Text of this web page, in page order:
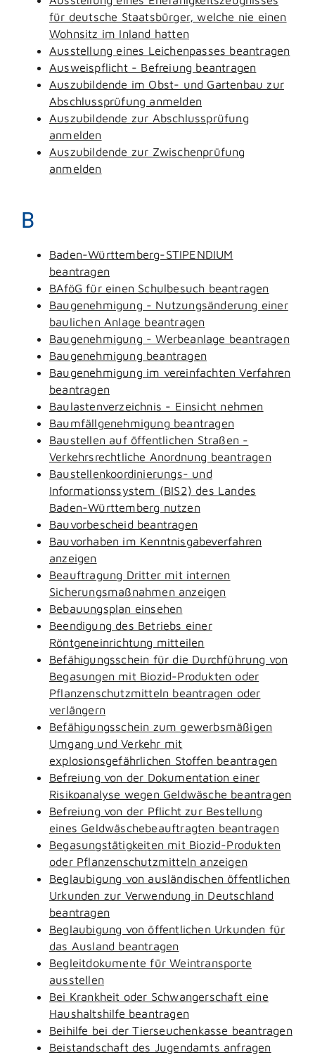
für deutsche Staatsbürger, welche nie einen
Wohnsitz im Inland hatten
Ausstellung eines Leichenpasses beantragen
Ausweispflicht - Befreiung beantragen
Auszubildende im Obst- und Gartenbau zur
Abschlussprüfung anmelden
Auszubildende zur Abschlussprüfung
anmelden
Auszubildende zur Zwischenprüfung
anmelden
B
Baden-Württemberg-STIPENDIUM
beantragen
BAföG für einen Schulbesuch beantragen
Baugenehmigung - Nutzungsänderung einer
baulichen Anlage beantragen
Baugenehmigung - Werbeanlage beantragen
Baugenehmigung beantragen
Baugenehmigung im vereinfachten Verfahren
beantragen
Baulastenverzeichnis - Einsicht nehmen
Baumfällgenehmigung beantragen
Baustellen auf öffentlichen Straßen -
Verkehrsrechtliche Anordnung beantragen
Baustellenkoordinierungs- und
Informationssystem (BIS2) des Landes
Baden-Württemberg nutzen
Bauvorbescheid beantragen
Bauvorhaben im Kenntnisgabeverfahren
anzeigen
Beauftragung Dritter mit internen
Sicherungsmaßnahmen anzeigen
Bebauungsplan einsehen
Beendigung des Betriebs einer
Röntgeneinrichtung mitteilen
Befähigungsschein für die Durchführung von
Begasungen mit Biozid-Produkten oder
Pflanzenschutzmitteln beantragen oder
verlängern
Befähigungsschein zum gewerbsmäßigen
Umgang und Verkehr mit
explosionsgefährlichen Stoffen beantragen
Befreiung von der Dokumentation einer
Risikoanalyse wegen Geldwäsche beantragen
Befreiung von der Pflicht zur Bestellung
eines Geldwäschebeauftragten beantragen
Begasungstätigkeiten mit Biozid-Produkten
oder Pflanzenschutzmitteln anzeigen
Beglaubigung von ausländischen öffentlichen
Urkunden zur Verwendung in Deutschland
beantragen
Beglaubigung von öffentlichen Urkunden für
das Ausland beantragen
Begleitdokumente für Weintransporte
ausstellen
Bei Krankheit oder Schwangerschaft eine
Haushaltshilfe beantragen
Beihilfe bei der Tierseuchenkasse beantragen
Beistandschaft des Jugendamts anfragen